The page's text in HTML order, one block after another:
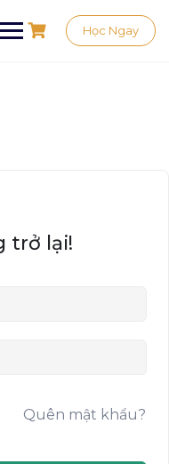
Học Ngay
trở lại!
Quên mật khẩu?